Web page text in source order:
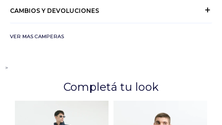
CAMBIOS Y DEVOLUCIONES
VER MAS CAMPERAS
>
Completá tu look